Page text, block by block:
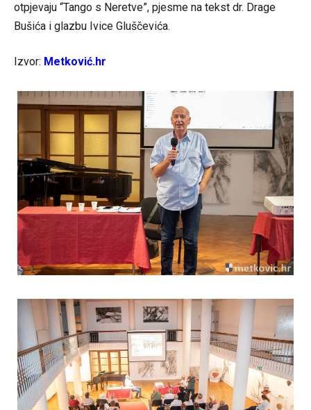
otpjevaju “Tango s Neretve”, pjesme na tekst dr. Drage
Bušića i glazbu Ivice Gluščevića.
Izvor: Metković.hr